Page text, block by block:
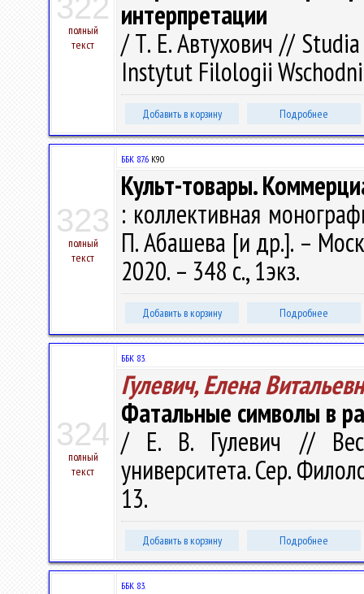
322
полный
текст
интерпретации
/ Т. Е. Автухович //
Instytut Filologii
Добавить в корзину Подробнее
323
полный
текст
ББК 87.6 К90
Культ-товары.
: коллективная
П. Абашева [и др.]. –
2020. – 348 с., 1экз.
Добавить в корзину Подробнее
324
полный
текст
ББК 83.
Гулевич, Елена
Фатальные символы в
/ Е. В. Гулевич //
университета. Сер.
13.
Добавить в корзину Подробнее
ББК 83.